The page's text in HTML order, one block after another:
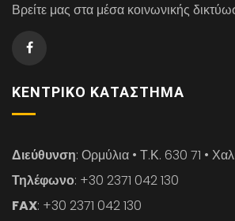
Βρείτε μας στα μέσα κοινωνικής
ΚΕΝΤΡΙΚΌ ΚΑΤΆΣΤΗΜΑ
Διεύθυνση: Ορμύλια • Τ.Κ. 630 71 •
Τηλέφωνο: +30 2371 042 130
FAX: +30 2371 042 130